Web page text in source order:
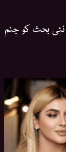
بحث کو جنم